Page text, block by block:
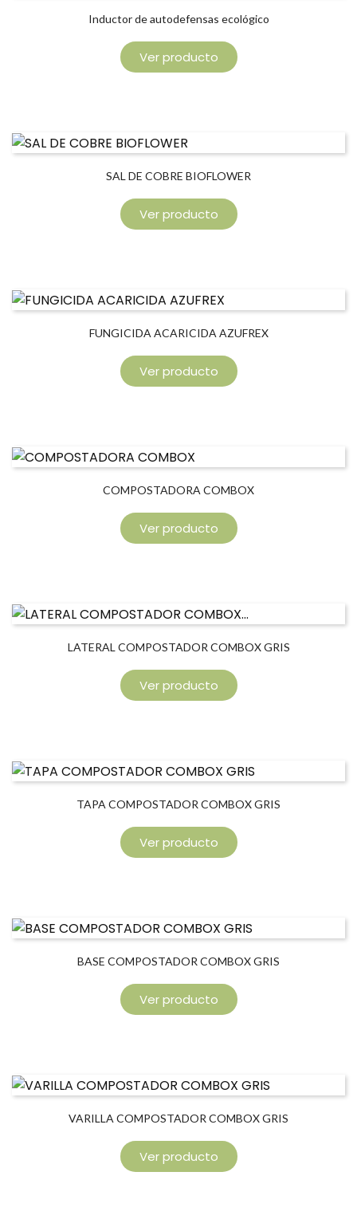
Inductor de autodefensas ecológico
Ver producto
SAL DE COBRE BIOFLOWER
Ver producto
FUNGICIDA ACARICIDA AZUFREX
Ver producto
COMPOSTADORA COMBOX
Ver producto
LATERAL COMPOSTADOR COMBOX GRIS
Ver producto
TAPA COMPOSTADOR COMBOX GRIS
Ver producto
BASE COMPOSTADOR COMBOX GRIS
Ver producto
VARILLA COMPOSTADOR COMBOX GRIS
Ver producto